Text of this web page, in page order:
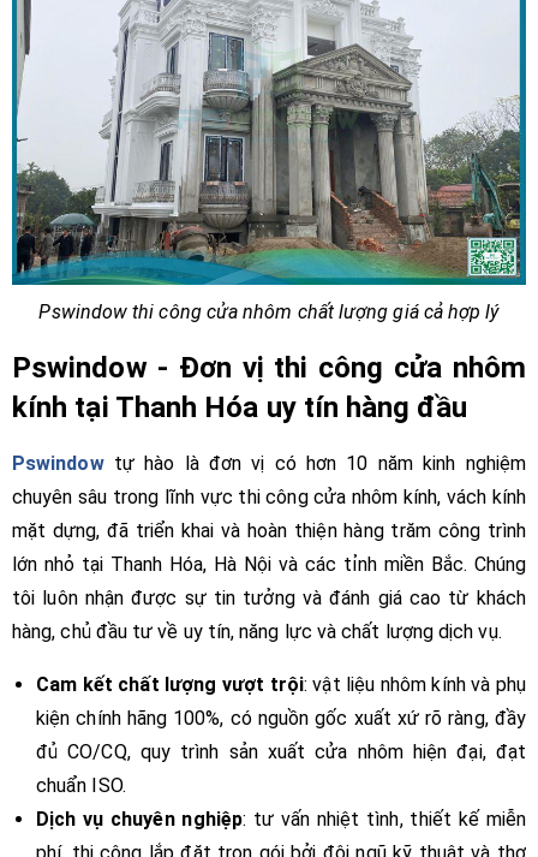
Pswindow thi công cửa nhôm chất lượng giá cả hợp lý
Pswindow - Đơn vị thi công cửa nhôm
kính tại Thanh Hóa uy tín hàng đầu
Pswindowtự hào là đơn vị có hơn 10 năm kinh nghiệm
chuyên sâu trong lĩnh vực thi công cửa nhôm kính, vách kính
mặt dựng, đã triển khai và hoàn thiện hàng trăm công trình
lớn nhỏ tại Thanh Hóa, Hà Nội và các tỉnh miền Bắc. Chúng
tôi luôn nhận được sự tin tưởng và đánh giá cao từ khách
hàng, chủ đầu tư về uy tín, năng lực và chất lượng dịch vụ.
Cam kết chất lượng vượt trội: vật liệu nhôm kính và phụ
kiện chính hãng 100%, có nguồn gốc xuất xứ rõ ràng, đầy
đủ CO/CQ, quy trình sản xuất cửa nhôm hiện đại, đạt
chuẩn ISO.
Dịch vụ chuyên nghiệp: tư vấn nhiệt tình, thiết kế miễn